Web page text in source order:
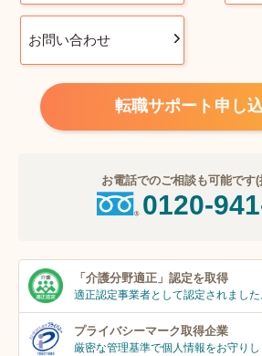
お問い合わせ
転職サポート申し
お電話でのご相談も可能です
0120-
「介護分野適正」 認定を取得
適正認定事業者として認定されました
プライバシーマーク取得企業
厳密な管理基準で個人情報をお守りし